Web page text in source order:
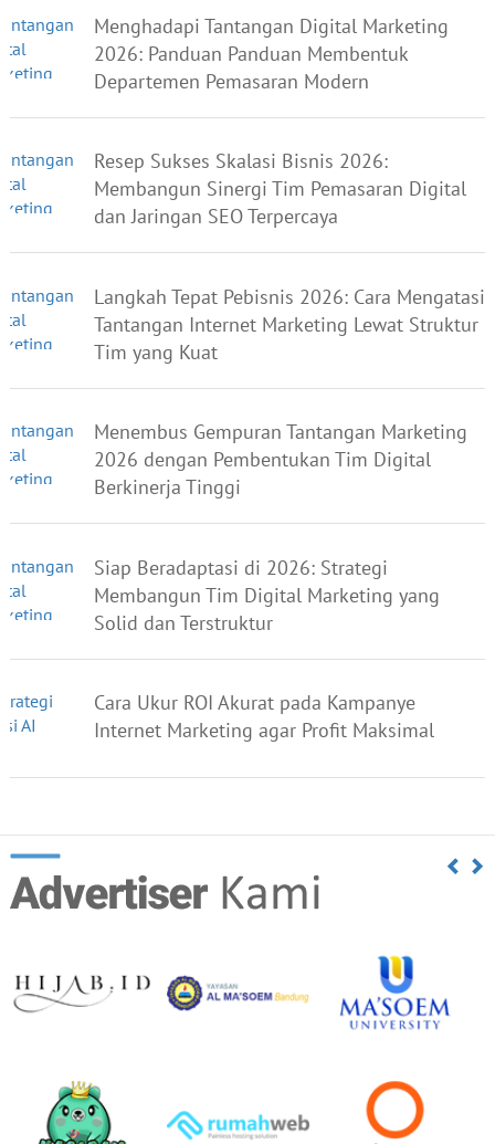
Menghadapi Tantangan Digital Marketing
2026: Panduan Panduan Membentuk
Departemen Pemasaran Modern
Resep Sukses Skalasi Bisnis 2026:
Membangun Sinergi Tim Pemasaran Digital
dan Jaringan SEO Terpercaya
Langkah Tepat Pebisnis 2026: Cara Mengatasi
Tantangan Internet Marketing Lewat Struktur
Tim yang Kuat
Menembus Gempuran Tantangan Marketing
2026 dengan Pembentukan Tim Digital
Berkinerja Tinggi
Siap Beradaptasi di 2026: Strategi
Membangun Tim Digital Marketing yang
Solid dan Terstruktur
Cara Ukur ROI Akurat pada Kampanye
Internet Marketing agar Profit Maksimal